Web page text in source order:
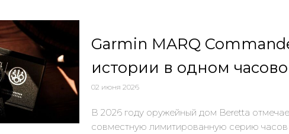
Garmin MARQ
истории в одном
02 июня 2026
В 2026 году оружейный дом Beretta
совместную лимитированную серию